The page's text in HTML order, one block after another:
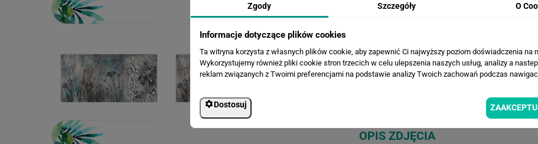
WERSJE KOLORYSTYCZNE
OPIS ZDJĘCIA
Zgody Szczegóły O
Informacje dotyczące plików cookies
Ta witryna korzysta z własnych plików cookie, aby zapewnić Ci najwyższy poziom doświadczenia na
Wykorzystujemy również pliki cookie stron trzecich w celu ulepszenia naszych usług, analizy a
reklam związanych z Twoimi preferencjami na podstawie analizy Twoich zachowań podczas
Dostosuj